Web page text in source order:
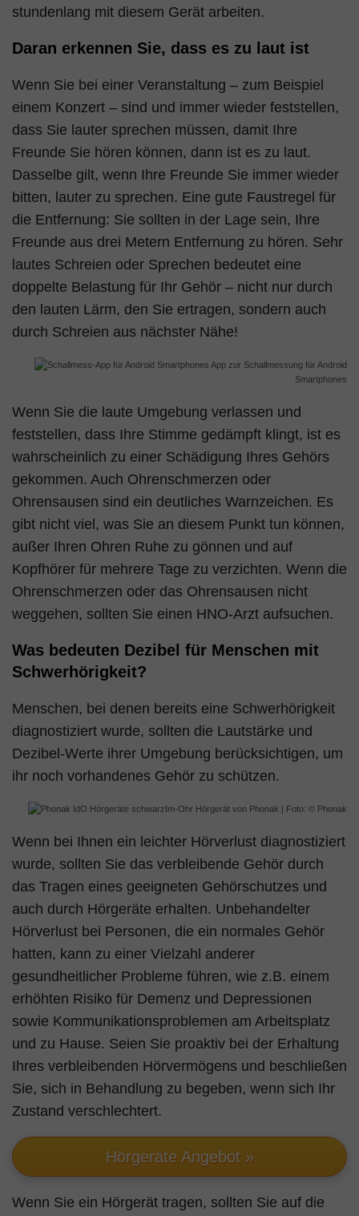
stundenlang mit diesem Gerät arbeiten.
Daran erkennen Sie, dass es zu laut ist
Wenn Sie bei einer Veranstaltung – zum Beispiel
einem Konzert – sind und immer wieder feststellen,
dass Sie lauter sprechen müssen, damit Ihre
Freunde Sie hören können, dann ist es zu laut.
Dasselbe gilt, wenn Ihre Freunde Sie immer wieder
bitten, lauter zu sprechen. Eine gute Faustregel für
die Entfernung: Sie sollten in der Lage sein, Ihre
Freunde aus drei Metern Entfernung zu hören. Sehr
lautes Schreien oder Sprechen bedeutet eine
doppelte Belastung für Ihr Gehör – nicht nur durch
den lauten Lärm, den Sie ertragen, sondern auch
durch Schreien aus nächster Nähe!
App zur Schallmessung für Android
Smartphones
Wenn Sie die laute Umgebung verlassen und
feststellen, dass Ihre Stimme gedämpft klingt, ist es
wahrscheinlich zu einer Schädigung Ihres Gehörs
gekommen. Auch Ohrenschmerzen oder
Ohrensausen sind ein deutliches Warnzeichen. Es
gibt nicht viel, was Sie an diesem Punkt tun können,
außer Ihren Ohren Ruhe zu gönnen und auf
Kopfhörer für mehrere Tage zu verzichten. Wenn die
Ohrenschmerzen oder das Ohrensausen nicht
weggehen, sollten Sie einen HNO-Arzt aufsuchen.
Was bedeuten Dezibel für Menschen mit
Schwerhörigkeit?
Menschen, bei denen bereits eine Schwerhörigkeit
diagnostiziert wurde, sollten die Lautstärke und
Dezibel-Werte ihrer Umgebung berücksichtigen, um
ihr noch vorhandenes Gehör zu schützen.
Im-Ohr Hörgerät von Phonak | Foto: © Phonak
Wenn bei Ihnen ein leichter Hörverlust diagnostiziert
wurde, sollten Sie das verbleibende Gehör durch
das Tragen eines geeigneten Gehörschutzes und
auch durch Hörgeräte erhalten. Unbehandelter
Hörverlust bei Personen, die ein normales Gehör
hatten, kann zu einer Vielzahl anderer
gesundheitlicher Probleme führen, wie z.B. einem
erhöhten Risiko für Demenz und Depressionen
sowie Kommunikationsproblemen am Arbeitsplatz
und zu Hause. Seien Sie proaktiv bei der Erhaltung
Ihres verbleibenden Hörvermögens und beschließen
Sie, sich in Behandlung zu begeben, wenn sich Ihr
Zustand verschlechtert.
Hörgeräte Angebot »
Wenn Sie ein Hörgerät tragen, sollten Sie auf die